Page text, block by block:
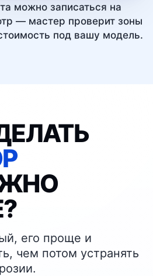
можно записаться на
— мастер проверит зоны
под вашу модель.
его проще и
чем потом устранять